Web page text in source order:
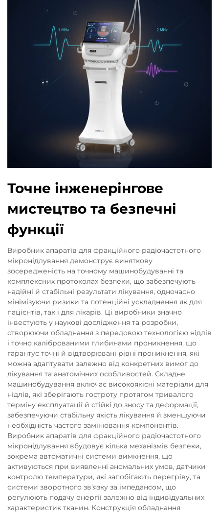
Точне інженерінгове
мистецтво та безпечні
функції
Виробник апаратів для фракційного радіочастотного
мікронідлування демонструє виняткову
зосередженість на точному машинобудуванні та
комплексних протоколах безпеки, що забезпечують
надійні й стабільні результати лікування, одночасно
мінімізуючи ризики та потенційні ускладнення як для
пацієнтів, так і для лікарів. Ці виробники значно
інвестують у наукові дослідження та розробки,
створюючи обладнання з передовою технологією нідлів
і точно каліброваними глибинами проникнення, що
гарантує точні й відтворювані рівні проникнення, які
можна адаптувати залежно від конкретних вимог до
лікування та анатомічних особливостей. Складне
машинобудування включає високоякісні матеріали для
нідлів, які зберігають гостроту протягом тривалого
терміну експлуатації й стійкі до зносу та деформації,
забезпечуючи стабільну якість лікування й зменшуючи
необхідність частого замінювання компонентів.
Виробник апаратів для фракційного радіочастотного
мікронідлування вбудовує кілька механізмів безпеки,
зокрема автоматичні системи вимкнення, що
активуються при виявленні аномальних умов, датчики
контролю температури, які запобігають перегріву, та
системи зворотного зв’язку за імпедансом, що
регулюють подачу енергії залежно від індивідуальних
характеристик тканин. Конструкція обладнання